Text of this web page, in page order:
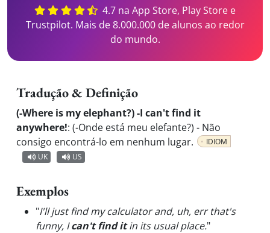
4.7 na App Store, Play Store e
Trustpilot. Mais de 8.000.000 de alunos ao redor
do mundo.
Tradução & Definição
(-Where is my elephant?) -I can't find it
anywhere!: (-Onde está meu elefante?) - Não
consigo encontrá-lo em nenhum lugar.
IDIOM
UK
US
Exemplos
"I'll just find my calculator and, uh, err that's
funny, Ican't find itin its usual place."